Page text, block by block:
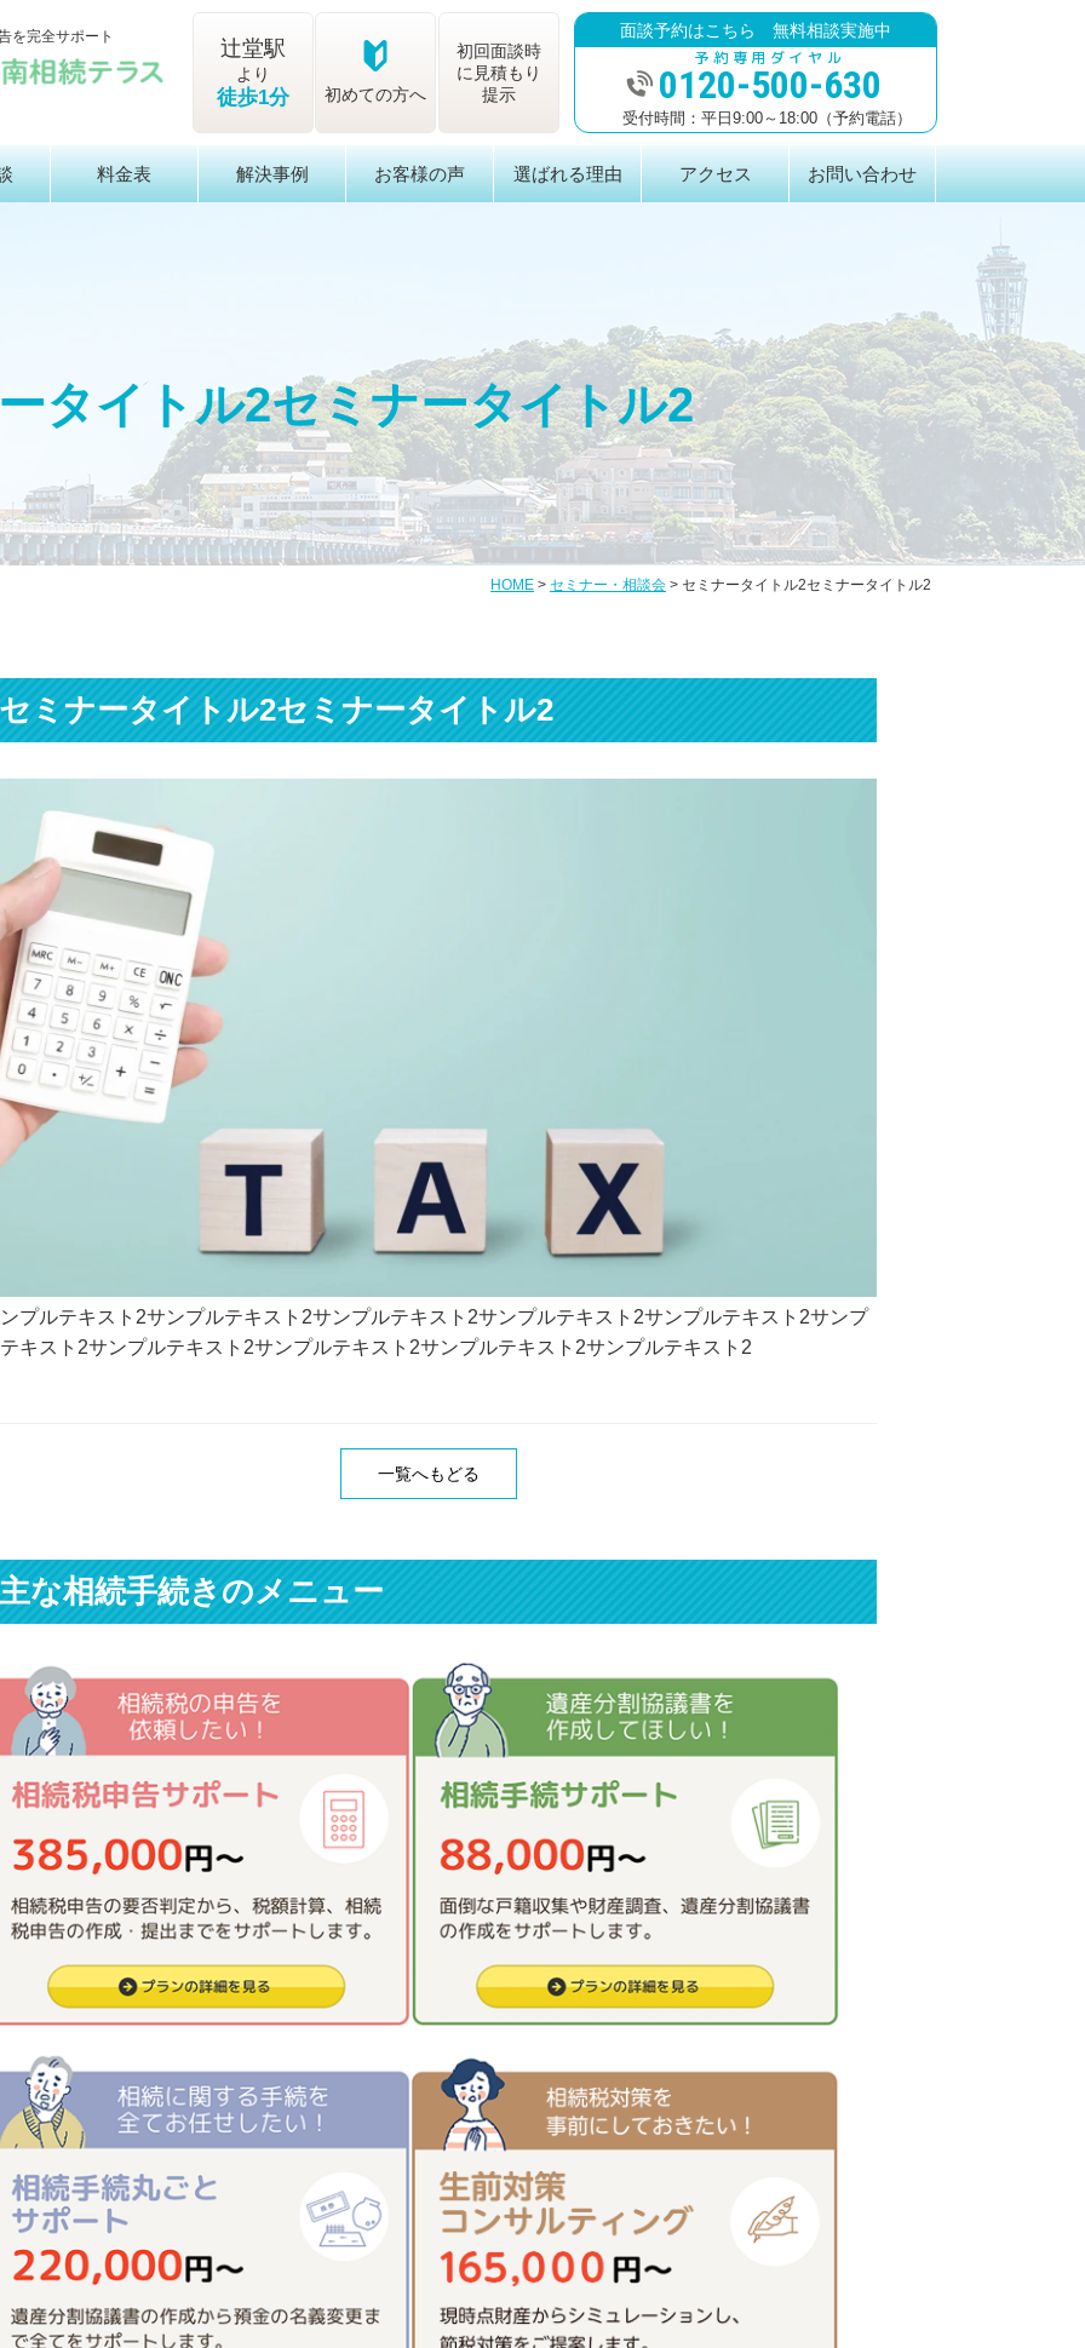
を完全サポート 辻堂駅
より
徒歩1分 初めての方へ
初回面談時
に見積もり
提示
面談予約はこちら 無料相談実施中
0120-500-630
平日9:00～18:00（予約電話）
料金表 解決事例 お客様の声 選ばれる理由 アクセス お問い合わせ
タイトル2セミナータイトル2
HOME > セミナー・相談会 > セミナータイトル2セミナータイトル2
ミナータイトル2セミナータイトル2
プルテキスト2サンプルテキスト2サンプルテキスト2サンプルテキスト2サンプルテキスト2サンプ
キスト2サンプルテキスト2サンプルテキスト2サンプルテキスト2サンプルテキスト2
一覧へもどる
な相続手続きのメニュー